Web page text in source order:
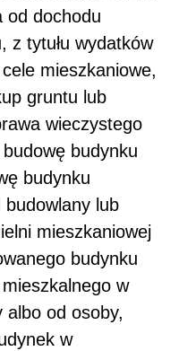
od dochodu
z tytułu wydatków
mieszkaniowe,
gruntu lub
wieczystego
budynku
budynku
budowlany lub
mieszkaniowej
budynku
w
albo od osoby,
w